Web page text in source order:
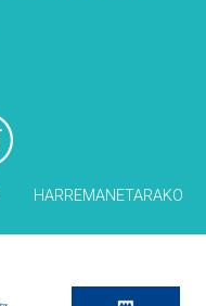
HARREMANETARAKO